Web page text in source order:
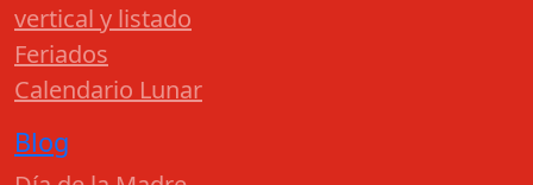
vertical y listado
Feriados
Calendario Lunar
Blog